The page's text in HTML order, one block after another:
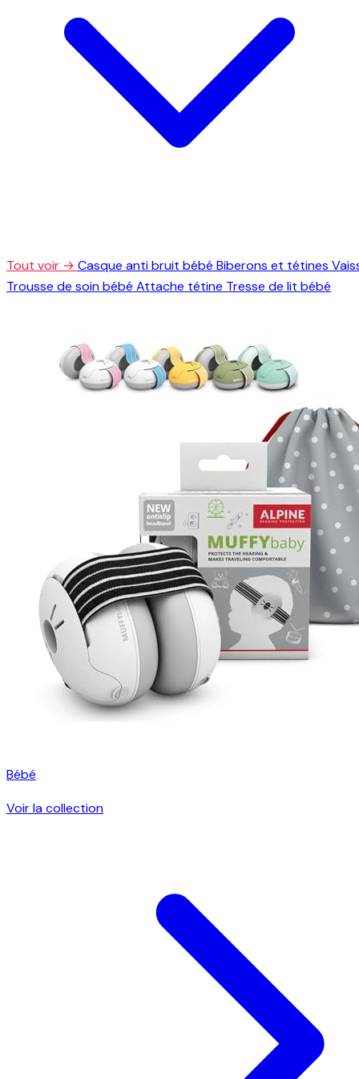
Tout voir → Casque anti bruit bébé Biberons et tétines
Trousse de soin bébé Attache tétine Tresse de lit bébé
Bébé
Voir la collection